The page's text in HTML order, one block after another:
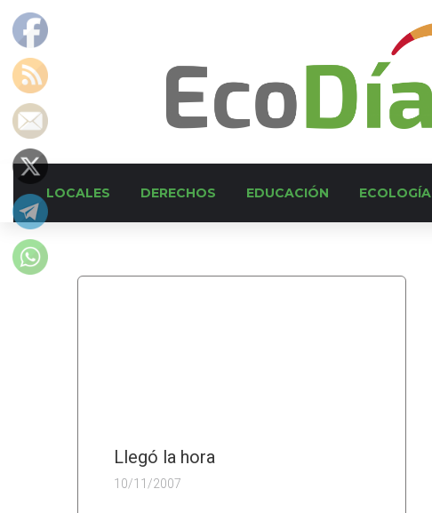
LOCALES DERECHOS EDUCACIÓN ECOLOGÍA
Llegó la hora
10/11/2007